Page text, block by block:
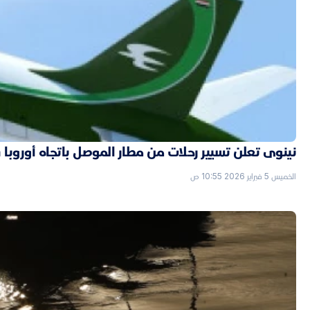
نينوى تعلن تسيير رحلات من مطار الموصل باتجاه أوروبا
الخميس 5 فبراير 2026 10:55 ص